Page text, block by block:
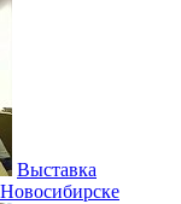
Выставка